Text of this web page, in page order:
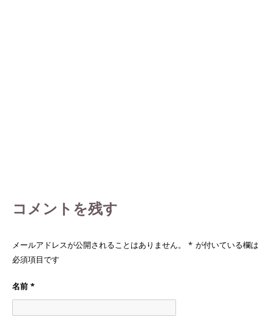
コメントを残す
メールアドレスが公開されることはありません。* が付いている欄は
必須項目です
名前*